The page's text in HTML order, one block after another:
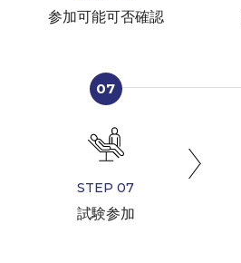
07
STEP 07
試験参加
参加可能可否確認